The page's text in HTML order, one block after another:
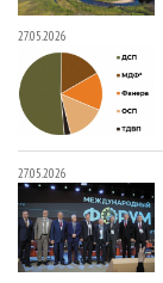
27.05.2026
27.05.2026